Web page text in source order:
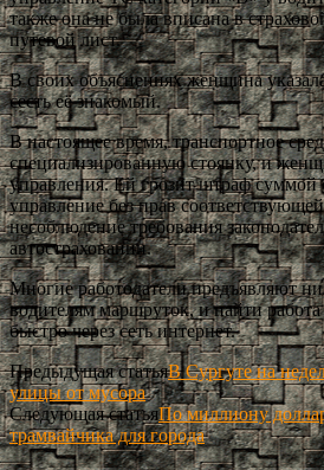
также она не была вписана в
путевой лист.
В своих объяснениях женщина
сесть её знакомый.
В настоящее время, транспортное
специализированную стоянку, и
управления. Ей грозит штраф суммой
управление без прав
несоблюдение требования
автостраховании.
Многие работодатели предъявляют
водителям маршруток, и найти
быстро через сеть интернет.
Предыдущая статьяВ Сургуте на
улицы от мусора
Следующая статьяПо миллиону
трамвайчика для города